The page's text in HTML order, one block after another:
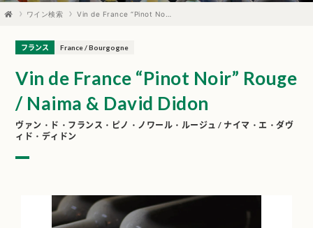
ワイン検索
Vin de France “Pinot Noir” Rouge
/ Naima & David Didon
ヴァン・ド・フランス・ピノ・ノワール・ルージュ / ナイマ・エ・ダヴ
ィド・ディドン
フランス France / Bourgogne